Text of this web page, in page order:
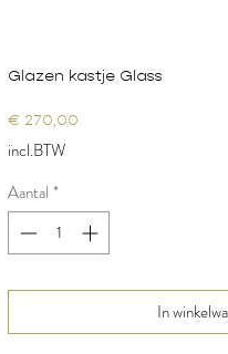
Glazen kastje Glass
€ 270,00
incl.BTW
Aantal *
In